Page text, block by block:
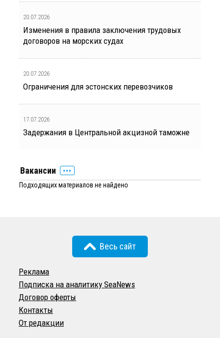
20.07.2026
Изменения в правила заключения трудовых
договоров на морских судах
20.07.2026
Ограничения для эстонских перевозчиков
17.07.2026
Задержания в Центральной акцизной таможне
Вакансии
Подходящих материалов не найдено
Весь сайт
Реклама
Подписка на аналитику SeaNews
Договор оферты
Контакты
От редакции